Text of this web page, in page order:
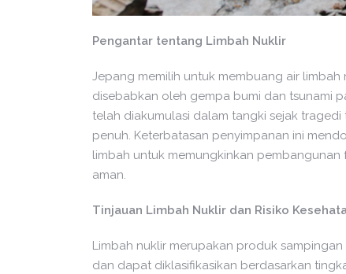
Pengantar tentang Limbah Nuklir
Jepang memilih untuk membuang air
disebabkan oleh gempa bumi dan tsunami
telah diakumulasi dalam tangki sejak
penuh. Keterbatasan penyimpanan ini
limbah untuk memungkinkan
aman.
Tinjauan Limbah Nuklir dan Risiko
Limbah nuklir merupakan produk
dan dapat diklasifikasikan berdasarkan